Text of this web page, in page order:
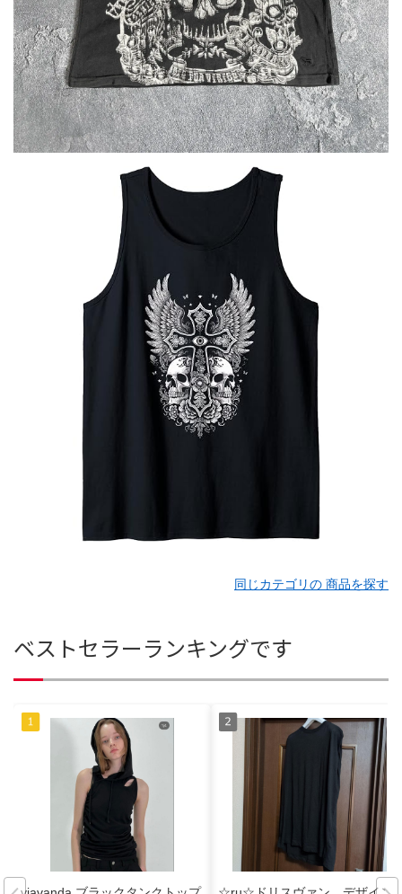
同じカテゴリの 商品を探す
ベストセラーランキングです